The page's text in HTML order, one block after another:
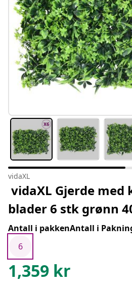
vidaXL
vidaXL Gjerde med
blader 6 stk grønn
Antall i pakkenAntall i
6
1,359 kr